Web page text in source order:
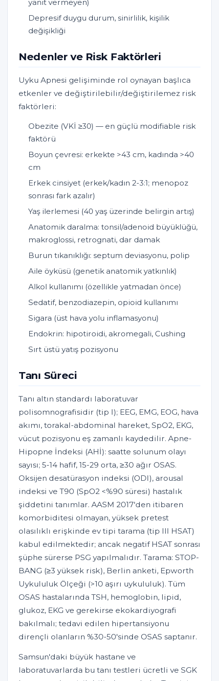
yanıt vermeyen)
Depresif duygu durum, sinirlilik, kişilik
değişikliği
Nedenler ve Risk Faktörleri
Uyku Apnesi gelişiminde rol oynayan başlıca
etkenler ve değiştirilebilir/değiştirilemez risk
faktörleri:
Obezite (VKİ ≥30) — en güçlü modifiable risk
faktörü
Boyun çevresi: erkekte >43 cm, kadında >40
cm
Erkek cinsiyet (erkek/kadın 2-3:1; menopoz
sonrası fark azalır)
Yaş ilerlemesi (40 yaş üzerinde belirgin artış)
Anatomik daralma: tonsil/adenoid büyüklüğü,
makroglossi, retrognati, dar damak
Burun tıkanıklığı: septum deviasyonu, polip
Aile öyküsü (genetik anatomik yatkınlık)
Alkol kullanımı (özellikle yatmadan önce)
Sedatif, benzodiazepin, opioid kullanımı
Sigara (üst hava yolu inflamasyonu)
Endokrin: hipotiroidi, akromegali, Cushing
Sırt üstü yatış pozisyonu
Tanı Süreci
Tanı altın standardı laboratuvar
polisomnografisidir (tip I); EEG, EMG, EOG, hava
akımı, torakal-abdominal hareket, SpO2, EKG,
vücut pozisyonu eş zamanlı kaydedilir. Apne-
Hipopne İndeksi (AHİ): saatte solunum olayı
sayısı; 5-14 hafif, 15-29 orta, ≥30 ağır OSAS.
Oksijen desatürasyon indeksi (ODI), arousal
indeksi ve T90 (SpO2 <%90 süresi) hastalık
şiddetini tanımlar. AASM 2017'den itibaren
komorbiditesi olmayan, yüksek pretest
olasılıklı erişkinde ev tipi tarama (tip III HSAT)
kabul edilmektedir; ancak negatif HSAT sonrası
şüphe sürerse PSG yapılmalıdır. Tarama: STOP-
BANG (≥3 yüksek risk), Berlin anketi, Epworth
Uykululuk Ölçeği (>10 aşırı uykululuk). Tüm
OSAS hastalarında TSH, hemoglobin, lipid,
glukoz, EKG ve gerekirse ekokardiyografi
bakılmalı; tedavi edilen hipertansiyonu
dirençli olanların %30-50'sinde OSAS saptanır.
Samsun'daki büyük hastane ve
laboratuvarlarda bu tanı testleri ücretli ve SGK